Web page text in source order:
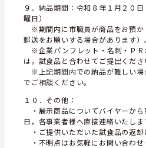
９．納品期間：令和８年１月２０
曜日）
※期間内に市職員が商品をお預か
郵送をお願いする場合があります）
※企業パンフレット・名刺・ＰＲ
は，試食品と合わせてご提出くださ
※上記期間内での納品が難しい場
でご相談ください。
１０．その他：
・展示商品についてバイヤーか
日，各事業者様へ直接連絡いたしま
・ご提供いただいた試食品の返却
・不明点はお気軽にお問い合わせ